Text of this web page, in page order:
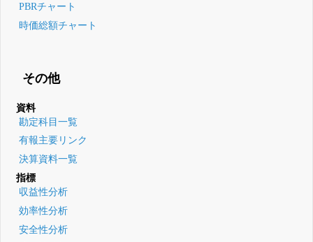
PBRチャート
時価総額チャート
その他
資料
勘定科目一覧
有報主要リンク
決算資料一覧
指標
収益性分析
効率性分析
安全性分析